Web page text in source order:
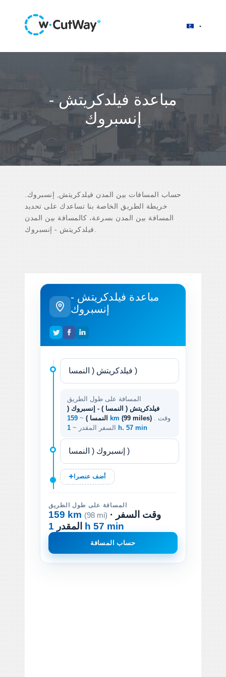
مباعدة فيلدكريتش -
إنسبروك
حساب المسافات بين المدن فيلدكريتش, إنسبروك.
خريطة الطريق الخاصة بنا تساعدك على تحديد
المسافة بين المدن بسرعة، كالمسافة بين المدن
مباعدة فيلدكريتش -
إنسبروك
المسافة على طول الطريق
فيلدكريتش ( النمسا ) - إنسبروك (
النمسا ) ~ 159 km (99 miles)
السفر المقدر ~ 1 h. 57 min
أضف عنصرا
المسافة على طول الطريق
159 km (98 mi) · وقت السفر
المقدر 1 h 57 min
حساب المسافة